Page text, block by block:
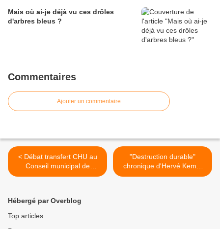
Mais où ai-je déjà vu ces drôles
d'arbres bleus ?
Commentaires
Ajouter un commentaire
< Débat transfert CHU au
Conseil municipal de
Nantes le 03 12 10
"Destruction durable"
chronique d'Hervé Kempf
Decembre 2010 >
Hébergé par Overblog
Top articles